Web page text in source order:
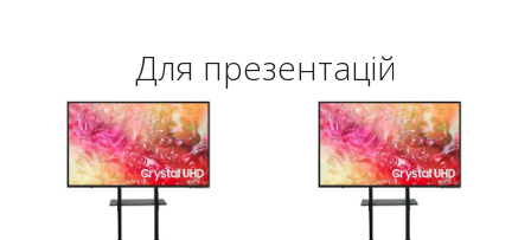
Для презентацій